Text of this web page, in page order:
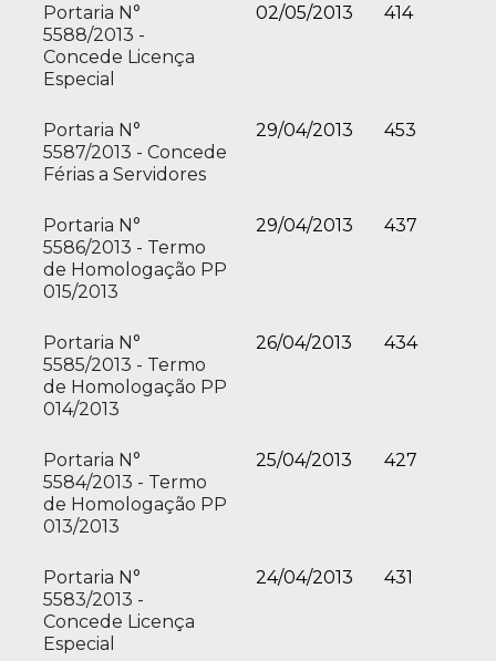
Portaria N°
5588/2013 -
Concede Licença
Especial
02/05/2013 414
Portaria N°
5587/2013 - Concede
Férias a Servidores
29/04/2013 453
Portaria N°
5586/2013 - Termo
de Homologação PP
015/2013
29/04/2013 437
Portaria N°
5585/2013 - Termo
de Homologação PP
014/2013
26/04/2013 434
Portaria N°
5584/2013 - Termo
de Homologação PP
013/2013
25/04/2013 427
Portaria N°
5583/2013 -
Concede Licença
Especial
24/04/2013 431